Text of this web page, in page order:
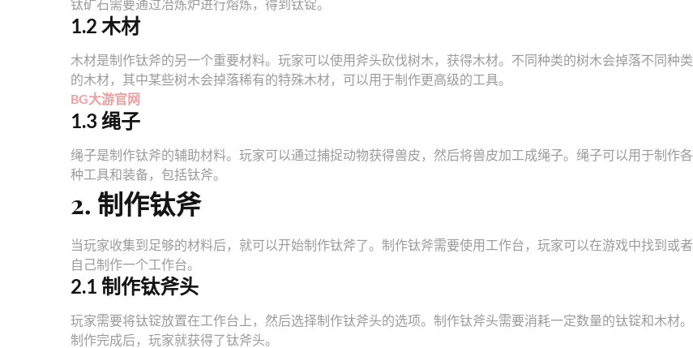
钛矿石需要通过冶炼炉进行熔炼，得到钛锭。
1.2 木材
木材是制作钛斧的另一个重要材料。玩家可以使用斧头砍伐树木，获得木材。不同种类的树木会掉落不同种类
的木材，其中某些树木会掉落稀有的特殊木材，可以用于制作更高级的工具。
BG大游官网
1.3 绳子
绳子是制作钛斧的辅助材料。玩家可以通过捕捉动物获得兽皮，然后将兽皮加工成绳子。绳子可以用于制作各
种工具和装备，包括钛斧。
2. 制作钛斧
当玩家收集到足够的材料后，就可以开始制作钛斧了。制作钛斧需要使用工作台，玩家可以在游戏中找到或者
自己制作一个工作台。
2.1 制作钛斧头
玩家需要将钛锭放置在工作台上，然后选择制作钛斧头的选项。制作钛斧头需要消耗一定数量的钛锭和木材。
制作完成后，玩家就获得了钛斧头。